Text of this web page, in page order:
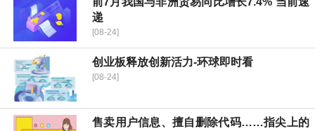
递
[08-24]
创业板释放创新活力-环球即时看
[08-24]
售卖用户信息、擅自删除代码……指尖上的